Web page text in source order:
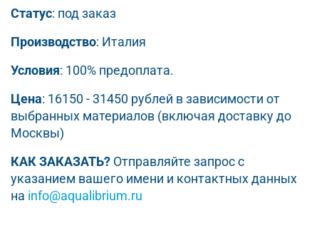
Статус: под заказ
Производство: Италия
Условия: 100% предоплата.
Цена: 16150 - 31450 рублей в зависимости от
выбранных материалов (включая доставку до
Москвы)
КАК ЗАКАЗАТЬ? Отправляйте запрос с
указанием вашего имени и контактных данных
на info@aqualibrium.ru